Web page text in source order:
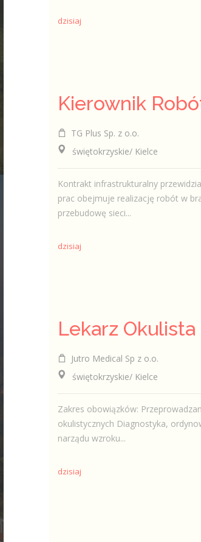
dzisiaj
TG Plus Sp. z o.o.
świętokrzyskie/ Kielce
Kontrakt infrastrukturalny
prac obejmuje realizację robót w
przebudowę sieci...
dzisiaj
Lekarz Okulista
Jutro Medical Sp z o.o.
świętokrzyskie/ Kielce
Zakres obowiązków:
okulistycznych Diagnostyka,
narządu wzroku...
dzisiaj